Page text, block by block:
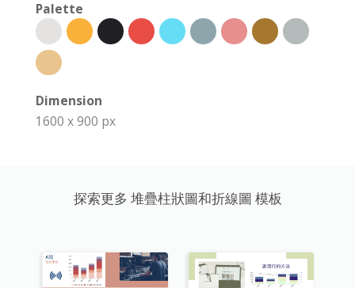
Palette
Dimension
1600 x 900 px
探索更多 堆疊柱狀圖和折線圖 模板